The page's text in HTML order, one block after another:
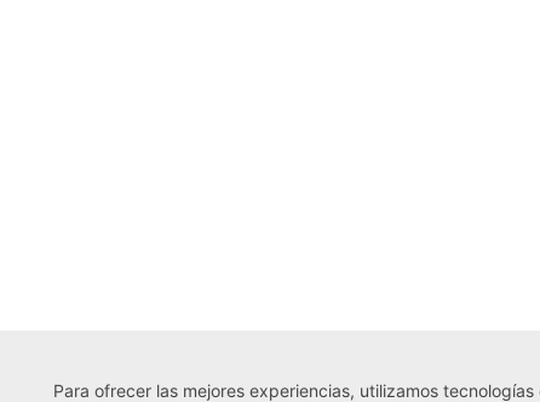
Para ofrecer las mejores experiencias, utilizamos